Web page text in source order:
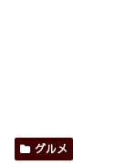
グルメ